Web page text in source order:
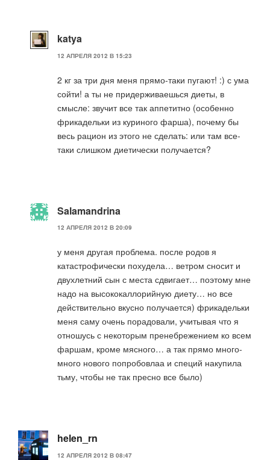
katya
12 АПРЕЛЯ 2012 В 15:23
2 кг за три дня меня прямо-таки пугают! :) с ума
сойти! а ты не придерживаешься диеты, в
смысле: звучит все так аппетитно (особенно
фрикадельки из куриного фарша), почему бы
весь рацион из этого не сделать: или там все-
таки слишком диетически получается?
Salamandrina
12 АПРЕЛЯ 2012 В 20:09
у меня другая проблема. после родов я
катастрофически похудела… ветром сносит и
двухлетний сын с места сдвигает… поэтому мне
надо на высококаллорийную диету… но все
действительно вкусно получается) фрикадельки
меня саму очень порадовали, учитывая что я
отношусь с некоторым пренебрежением ко всем
фаршам, кроме мясного… а так прямо много-
много нового попробовлаа и специй накупила
тьму, чтобы не так пресно все было)
helen_rn
12 АПРЕЛЯ 2012 В 08:47